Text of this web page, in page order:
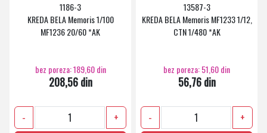
1186-3
KREDA BELA Memoris 1/100
MF1236 20/60 *AK
bez poreza: 189,60 din
208,56 din
-
+
13587-3
KREDA BELA Memoris MF1233 1/12,
CTN 1/480 *AK
bez poreza: 51,60 din
56,76 din
-
+